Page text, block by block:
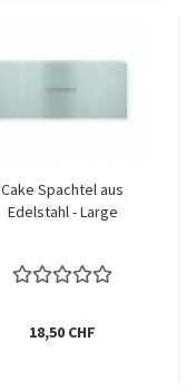
Cake Spachtel aus
Edelstahl - Large
18,50 CHF